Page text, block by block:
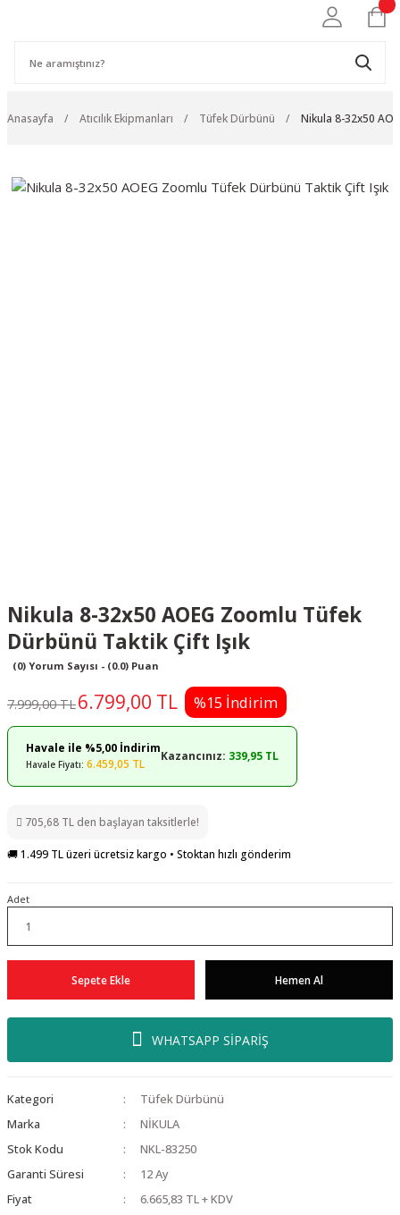
Anasayfa Atıcılık Ekipmanları Tüfek Dürbünü Nikula 8-32x50
Nikula 8-32x50 AOEG Zoomlu Tüfek
Dürbünü Taktik Çift Işık
(0) Yorum Sayısı - (0.0) Puan
7.999,00 TL6.799,00 TL %15 İndirim
Havale ile %5,00 İndirim
Havale Fiyatı: 6.459,05 TL
Kazancınız: 339,95 TL
705,68 TL den başlayan taksitlerle!
🚚 1.499 TL üzeri ücretsiz kargo • Stoktan hızlı gönderim
Adet
Sepete Ekle Hemen Al
WHATSAPP SİPARİŞ
Kategori
Tüfek Dürbünü
Marka
NİKULA
Stok Kodu
NKL-83250
Garanti Süresi
12 Ay
Fiyat
6.665,83 TL + KDV